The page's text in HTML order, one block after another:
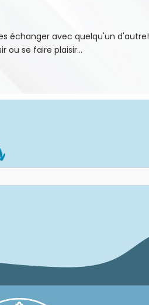
échanger avec quelqu'un d'autre!
ou se faire plaisir...